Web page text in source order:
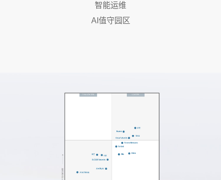
智能运维
AI值守园区